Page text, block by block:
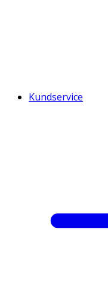
Kundservice